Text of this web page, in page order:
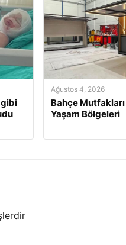
Ağustos 4, 2026
Bahçe
Yaşam Bölgeleri